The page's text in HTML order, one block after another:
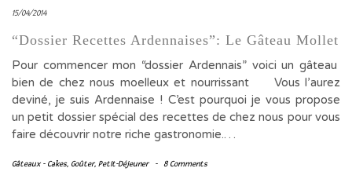
15/04/2014
“Dossier Recettes Ardennaises”: Le Gâteau Mollet
Pour commencer mon “dossier Ardennais” voici un gâteau
bien de chez nous moelleux et nourrissant Vous l’aurez
deviné, je suis Ardennaise ! C’est pourquoi je vous propose
un petit dossier spécial des recettes de chez nous pour vous
faire découvrir notre riche gastronomie.…
Gâteaux - Cakes, Goûter, Petit-Déjeuner - 8 Comments